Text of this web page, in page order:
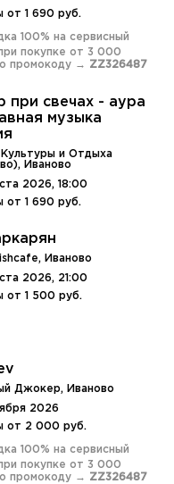
от 1 690 руб.
100% на сервисный
покупке от 3 000
промокоду → ZZ326487
при свечах - аура
музыка
и Отдыха
Иваново
2026, 18:00
от 1 690 руб.
Иваново
2026, 21:00
от 1 500 руб.
Джокер, Иваново
2026
от 2 000 руб.
100% на сервисный
покупке от 3 000
промокоду → ZZ326487